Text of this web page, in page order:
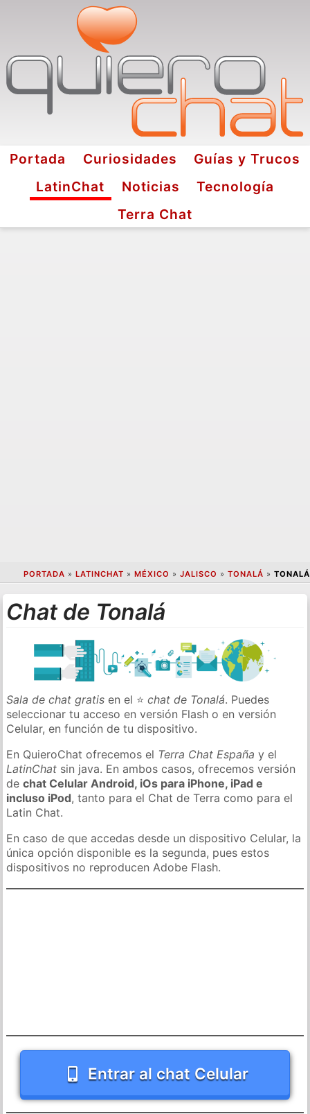
Portada Curiosidades
Guías y Trucos
LatinChat
Noticias
Tecnología
Terra Chat
PORTADA » LATINCHAT » MÉXICO » JALISCO » TONALÁ » TONALÁ
Chat de Tonalá
Sala de chat gratis en el ⭐chat de Tonalá. Puedes
seleccionar tu acceso en versión Flash o en versión
Celular, en función de tu dispositivo.
En QuieroChat ofrecemos el Terra Chat España y el
LatinChat sin java. En ambos casos, ofrecemos versión
dechat Celular Android, iOs para iPhone, iPad e
incluso iPod, tanto para el Chat de Terra como para el
Latin Chat.
En caso de que accedas desde un dispositivo Celular, la
única opción disponible es la segunda, pues estos
dispositivos no reproducen Adobe Flash.
Entrar al chat Celular